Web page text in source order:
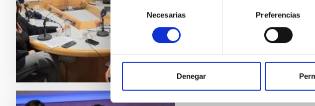
Selección
de
consentimiento
Necesarias Preferencias
Denegar
Investigación del IAC, quien
Fecha de publicación 09/01/